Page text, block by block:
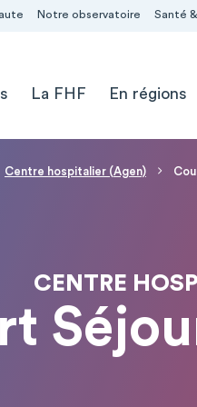
Notre observatoire Santé
La FHF En régions
Centre hospitalier (Agen)
CENTRE